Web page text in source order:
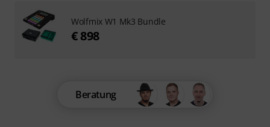
Beratung
Wolfmix W1 Mk3 Bundle
€ 898